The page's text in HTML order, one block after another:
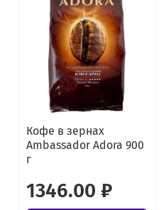
Кофе в зернах
Ambassador Adora 900
г
1346.00 ₽